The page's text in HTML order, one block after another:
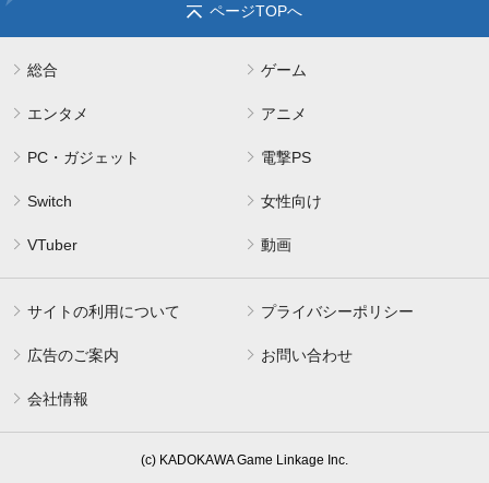
ページTOPへ
総合 ゲーム
エンタメ アニメ
PC・ガジェット 電撃PS
Switch 女性向け
VTuber 動画
サイトの利用について プライバシーポリシー
広告のご案内 お問い合わせ
会社情報
(c) KADOKAWA Game Linkage Inc.